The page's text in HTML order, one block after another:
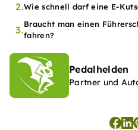
2.Wie schnell darf eine E-
3.Braucht man einen
fahren?
Pedalhelden
Partner und